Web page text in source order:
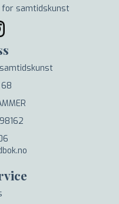
samtidskunst